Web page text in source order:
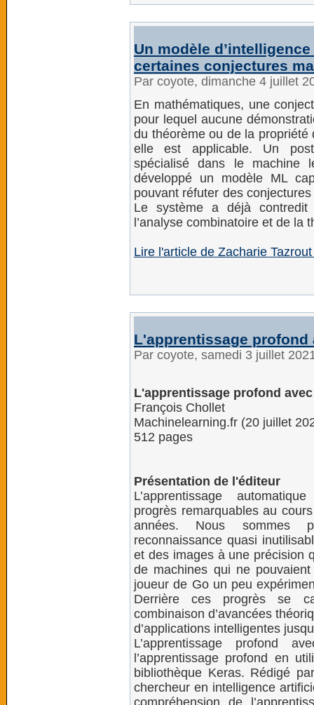
Un modèle
certaines conjectures
Par coyote, dimanche 4 juillet
En mathématiques, une
pour lequel aucune
du théorème ou de la
elle est applicable. Un
spécialisé dans le machine
développé un modèle ML
pouvant réfuter des
Le système a déjà
l’analyse combinatoire et de la
Lire l'article de Zacharie
L'apprentissage profond
Par coyote, samedi 3 juillet
L'apprentissage profond
François Chollet
Machinelearning.fr (20 juillet
512 pages
Présentation de l'éditeur
L’apprentissage
progrès remarquables au
années. Nous sommes
reconnaissance quasi
et des images à une précision
de machines qui ne
joueur de Go un peu
Derrière ces progrès se
combinaison d’avancées
d’applications intelligentes
L’apprentissage profond
l’apprentissage profond en
bibliothèque Keras. Rédigé
chercheur en intelligence
compréhension de